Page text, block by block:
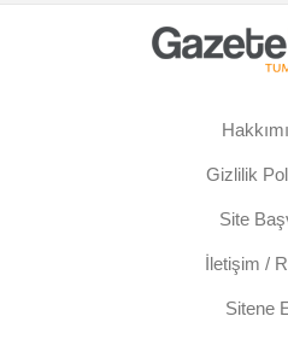
Gizlilik
Site
İletişim /
Sitene